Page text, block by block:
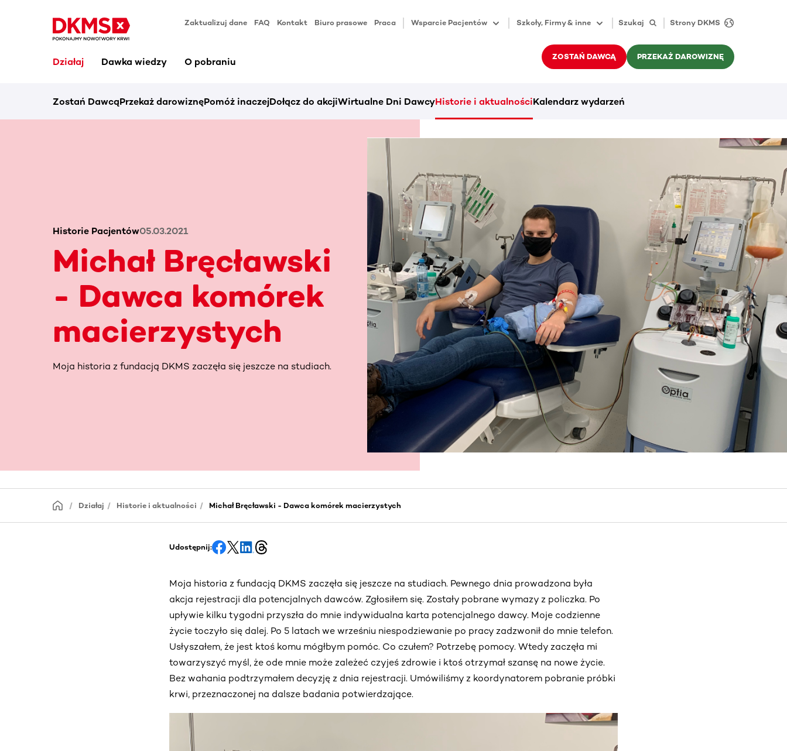
Zaktualizuj dane FAQ Kontakt Biuro prasowe Praca Wsparcie Pacjentów Szkoły, Firmy & inne Szukaj Strony DKMS
Działaj Dawka wiedzy O pobraniu ZOSTAŃ DAWCĄ PRZEKAŻ DAROWIZNĘ
Zostań DawcąPrzekaż darowiznęPomóż inaczejDołącz do akcjiWirtualne Dni DawcyHistorie i aktualnościKalendarz wydarzeń
Historie Pacjentów05.03.2021
Michał Bręcławski
- Dawca komórek
macierzystych
Moja historia z fundacją DKMS zaczęła się jeszcze na studiach.
Działaj Historie i aktualności Michał Bręcławski - Dawca komórek macierzystych
Udostępnij:
Moja historia z fundacją DKMS zaczęła się jeszcze na studiach. Pewnego dnia prowadzona była
akcja rejestracji dla potencjalnych dawców. Zgłosiłem się. Zostały pobrane wymazy z policzka. Po
upływie kilku tygodni przyszła do mnie indywidualna karta potencjalnego dawcy. Moje codzienne
życie toczyło się dalej. Po 5 latach we wrześniu niespodziewanie po pracy zadzwonił do mnie telefon.
Usłyszałem, że jest ktoś komu mógłbym pomóc. Co czułem? Potrzebę pomocy. Wtedy zaczęła mi
towarzyszyć myśl, że ode mnie może zależeć czyjeś zdrowie i ktoś otrzymał szansę na nowe życie.
Bez wahania podtrzymałem decyzję z dnia rejestracji. Umówiliśmy z koordynatorem pobranie próbki
krwi, przeznaczonej na dalsze badania potwierdzające.